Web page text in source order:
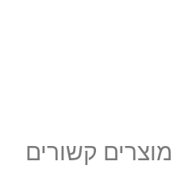
מוצרים קשורים